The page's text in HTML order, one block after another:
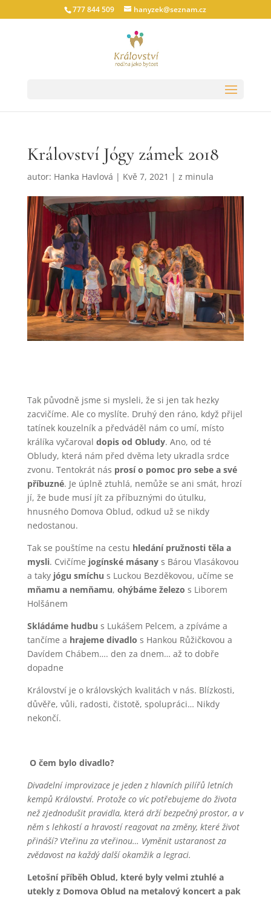
777 844 509 hanyzek@seznam.cz
Království Jógy zámek 2018
autor: Hanka Havlová | Kvě 7, 2021 | z minula
Tak původně jsme si mysleli, že si jen tak hezky
zacvičíme. Ale co myslíte. Druhý den ráno, když přijel
tatínek kouzelník a předváděl nám co umí, místo
králíka vyčaroval dopis od Obludy. Ano, od té
Obludy, která nám před dvěma lety ukradla srdce
zvonu. Tentokrát nás prosí o pomoc pro sebe a své
příbuzné. Je úplně ztuhlá, nemůže se ani smát, hrozí
jí, že bude musí jít za příbuznými do útulku,
hnusného Domova Oblud, odkud už se nikdy
nedostanou.
Tak se pouštíme na cestu hledání pružnosti těla a
mysli. Cvičíme jogínské másanys Bárou Vlasákovou
a taky jógu smíchu s Luckou Bezděkovou, učíme se
mňamu a nemňamu, ohýbáme železo s Liborem
Holšánem
Skládáme hudbu s Lukášem Pelcem, a zpíváme a
tančíme a hrajeme divadlo s Hankou Růžičkovou a
Davídem Chábem…. den za dnem… až to dobře
dopadne
Království je o královských kvalitách v nás. Blízkosti,
důvěře, vůli, radosti, čistotě, spolupráci… Nikdy
nekončí.
O čem bylo divadlo?
Divadelní improvizace je jeden z hlavních pilířů letních
kempů Království. Protože co víc potřebujeme do života
než zjednodušit pravidla, která drží bezpečný prostor, a v
něm s lehkostí a hravostí reagovat na změny, které život
přináší? Vteřinu za vteřinou… Vyměnit ustaranost za
zvědavost na každý další okamžik a legraci.
Letošní příběh Oblud, které byly velmi ztuhlé a
utekly z Domova Oblud na metalový koncert a pak